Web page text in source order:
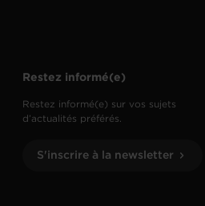
Restez informé(e)
Restez informé(e) sur vos sujets
d’actualités préférés.
S'inscrire à la newsletter